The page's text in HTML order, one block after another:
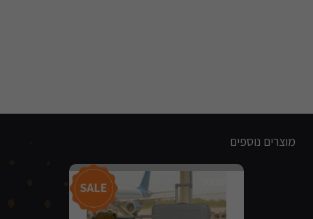
מוצרים נוספים